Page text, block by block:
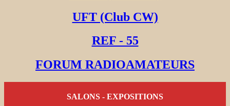
UFT (Club CW)
REF - 55
FORUM RADIOAMATEURS
SALONS - EXPOSITIONS